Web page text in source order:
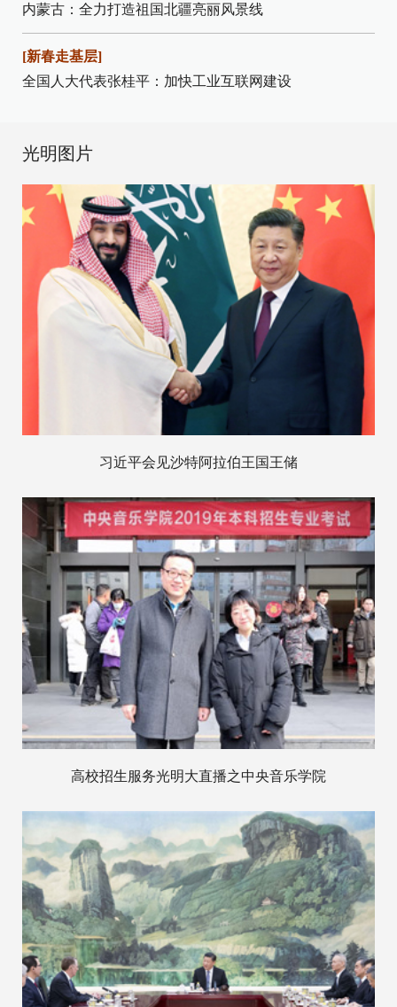
内蒙古：全力打造祖国北疆亮丽风景线
[新春走基层]
全国人大代表张桂平：加快工业互联网建设
光明图片
习近平会见沙特阿拉伯王国王储
高校招生服务光明大直播之中央音乐学院